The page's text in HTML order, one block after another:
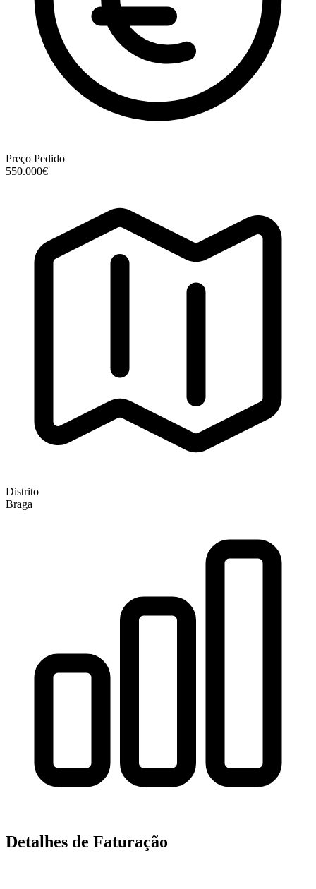
Preço Pedido
550.000€
Distrito
Braga
Detalhes de Faturação